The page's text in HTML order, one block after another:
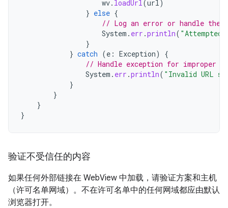
wv. loadUrl(url )
} else {
// Log an error or handle the
System . err .println( "Attempted
}
} catch (e : Exception)
{
// Handle exception for improper
System . err .println( "Invalid URL
}
}
}
}
验证不受信任的内容
如果任何外部链接在 WebView 中加载，请验证方案和主机
（许可名单网域）。不在许可名单中的任何网域都应由默认
浏览器打开。